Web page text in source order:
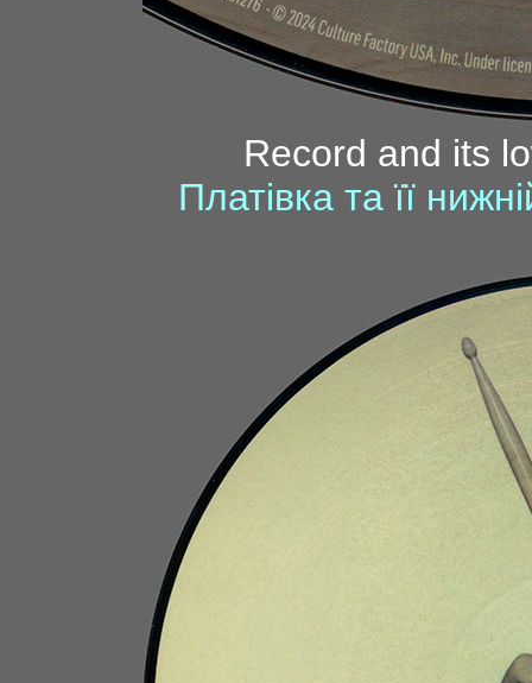
Record and its
Платівка та її